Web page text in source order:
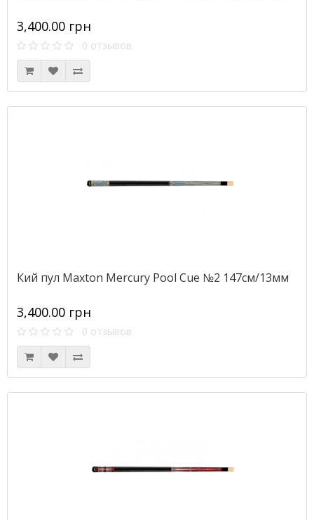
3,400.00 грн
0 отзывов
Кий пул Maxton Mercury Pool Cue №2 147см/13мм
3,400.00 грн
0 отзывов